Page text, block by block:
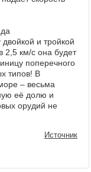
и тройкой
в 2,5 км/с она будет
поперечного
типов! В
– весьма
её долю и
орудий не
Источник